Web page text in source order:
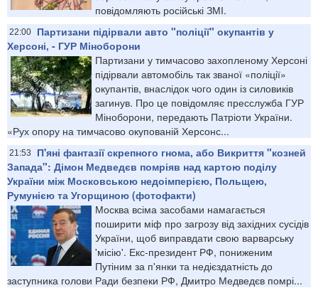
повідомляють російські ЗМІ.
22:00
Партизани підірвали авто "поліції" окупантів у
Херсоні, - ГУР Міноборони
Партизани у тимчасово захопленому Херсоні
підірвали автомобіль так званої «поліції»
окупантів, внаслідок чого один із силовиків
загинув. Про це повідомляє пресслужба ГУР
Міноборони, передають Патріоти України.
«Рух опору на тимчасово окупованій Херсонс...
21:53
П'яні фантазії скрепного гнома, або Викриття "козней
Запада": Дімон Медведєв помріяв над картою поділу
України між Московською недоімперією, Польщею,
Румунією та Угорщиною (фотофакти)
Москва всіма засобами намагається
поширити міф про загрозу від західних сусідів
України, щоб виправдати свою варварську
'місію'. Екс-президент РФ, пониженим
Путіним за п'янки та недієздатність до
заступника голови Ради безпеки РФ, Дмитро Медведєв помрі...